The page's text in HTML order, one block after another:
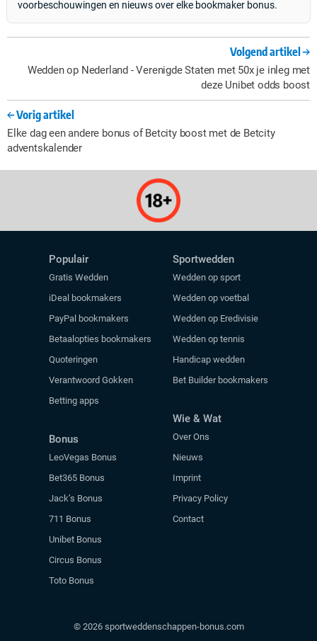
voorbeschouwingen en nieuws over elke bookmaker bonus.
Volgend artikel
Wedden op Nederland - Verenigde Staten met 50x je inleg met
deze Unibet odds boost
Vorig artikel
Elke dag een andere bonus of Betcity boost met de Betcity
adventskalender
Populair
Gratis Wedden
iDeal bookmakers
PayPal bookmakers
Betaalopties bookmakers
Quoteringen
Verantwoord Gokken
Betting apps
Bonus
LeoVegas Bonus
Bet365 Bonus
Jack’s Bonus
711 Bonus
Unibet Bonus
Circus Bonus
Toto Bonus
Sportwedden
Wedden op sport
Wedden op voetbal
Wedden op Eredivisie
Wedden op tennis
Handicap wedden
Bet Builder bookmakers
Wie & Wat
Over Ons
Nieuws
Imprint
Privacy Policy
Contact
© 2026 sportweddenschappen-bonus.com